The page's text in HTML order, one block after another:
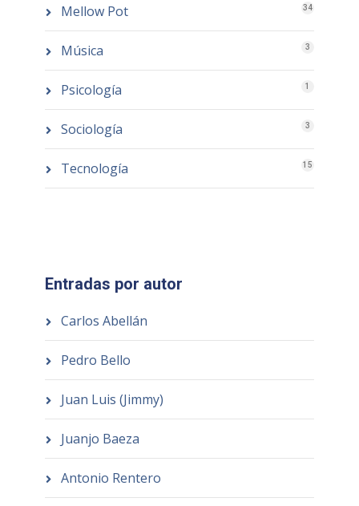
Mellow Pot 34
Música 3
Psicología 1
Sociología 3
Tecnología 15
Entradas por autor
Carlos Abellán
Pedro Bello
Juan Luis (Jimmy)
Juanjo Baeza
Antonio Rentero